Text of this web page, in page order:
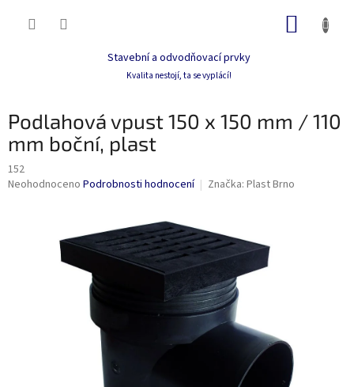
Stavební a odvodňovací prvky
Kvalita nestojí, ta se vyplácí!
Podlahová vpust 150 x 150 mm / 110
mm boční, plast
152
Průměrné
Neohodnoceno Podrobnosti hodnocení Značka: Plast Brno